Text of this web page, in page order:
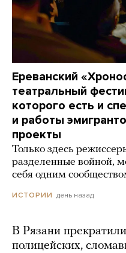
Ереванский
театральный
которого есть и
и работы
проекты
Только здесь
разделенные войной,
себя одним
ИСТОРИИ день назад
В Рязани
полицейских,